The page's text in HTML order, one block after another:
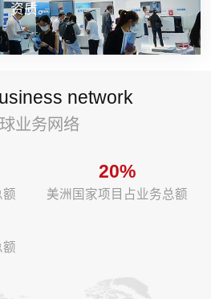
资质。
network
业务网络
20%
美洲国家项目占业务总额